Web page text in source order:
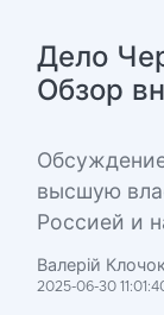
Дело
Обзор
высшую
Россией и
Валерій Клочок
2025-06-30